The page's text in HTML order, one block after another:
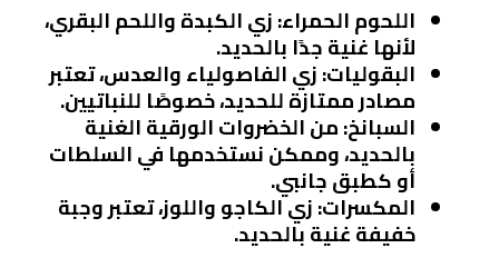
اللحوم الحمراء: زي الكبدة واللحم البقري،
لأنها غنية جدًا بالحديد.
البقوليات: زي الفاصولياء والعدس، تعتبر
مصادر ممتازة للحديد، خصوصًا للنباتيين.
السبانخ: من الخضروات الورقية الغنية
بالحديد، وممكن نستخدمها في السلطات
أو كطبق جانبي.
المكسرات: زي الكاجو واللوز، تعتبر وجبة
خفيفة غنية بالحديد.